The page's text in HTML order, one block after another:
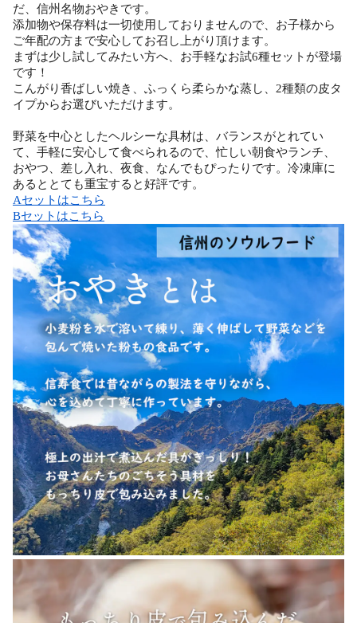
だ、信州名物おやきです。
添加物や保存料は一切使用しておりませんので、お子様から
ご年配の方まで安心してお召し上がり頂けます。
まずは少し試してみたい方へ、お手軽なお試6種セットが登場
です！
こんがり香ばしい焼き、ふっくら柔らかな蒸し、2種類の皮タ
イプからお選びいただけます。
野菜を中心としたヘルシーな具材は、バランスがとれてい
て、手軽に安心して食べられるので、忙しい朝食やランチ、
おやつ、差し入れ、夜食、なんでもぴったりです。冷凍庫に
あるととても重宝すると好評です。
Aセットはこちら
Bセットはこちら